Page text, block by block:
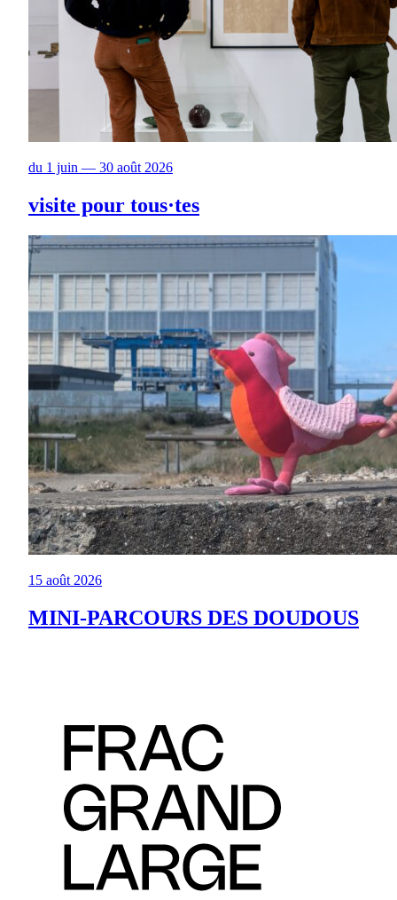
du 1 juin — 30 août 2026
visite pour tous·tes
15 août 2026
MINI-PARCOURS DES DOUDOUS